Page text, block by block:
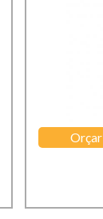
Orçar